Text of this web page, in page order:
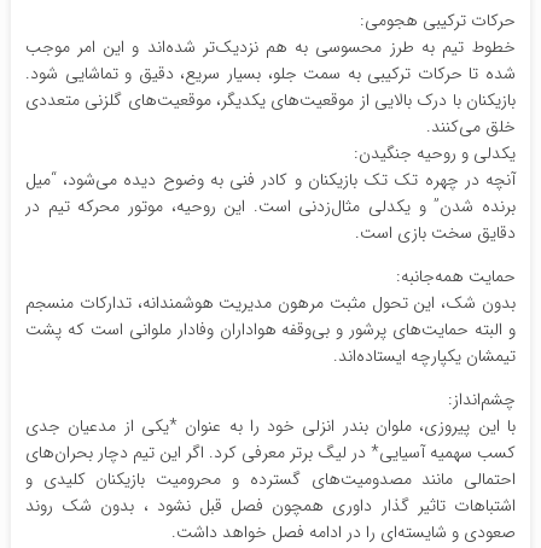
حرکات ترکیبی هجومی:
خطوط تیم به طرز محسوسی به هم نزدیک‌تر شده‌اند و این امر موجب
شده تا حرکات ترکیبی به سمت جلو، بسیار سریع، دقیق و تماشایی شود.
بازیکنان با درک بالایی از موقعیت‌های یکدیگر، موقعیت‌های گلزنی متعددی
خلق می‌کنند.
یکدلی و روحیه جنگیدن:
آنچه در چهره تک تک بازیکنان و کادر فنی به وضوح دیده می‌شود، “میل
برنده شدن” و یکدلی مثال‌زدنی است. این روحیه، موتور محرکه تیم در
دقایق سخت بازی است.
حمایت همه‌جانبه:
بدون شک، این تحول مثبت مرهون مدیریت هوشمندانه، تدارکات منسجم
و البته حمایت‌های پرشور و بی‌وقفه هواداران وفادار ملوانی است که پشت
تیمشان یکپارچه ایستاده‌اند.
چشم‌انداز:
با این پیروزی، ملوان بندر انزلی خود را به عنوان *یکی از مدعیان جدی
کسب سهمیه آسیایی* در لیگ برتر معرفی کرد. اگر این تیم دچار بحران‌های
احتمالی مانند مصدومیت‌های گسترده و محرومیت بازیکنان کلیدی و
اشتباهات تاثیر گذار داوری همچون فصل قبل نشود ، بدون شک روند
صعودی و شایسته‌ای را در ادامه فصل خواهد داشت.